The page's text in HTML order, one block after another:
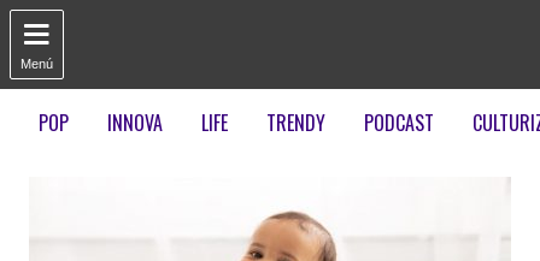

Menú
POP INNOVA LIFE TRENDY PODCAST